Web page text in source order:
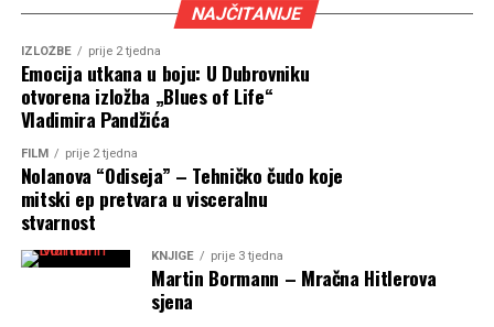
NAJČITANIJE
IZLOŽBE prije 2 tjedna
Emocija utkana u boju: U Dubrovniku
otvorena izložba „Blues of Life“
Vladimira Pandžića
FILM prije 2 tjedna
Nolanova “Odiseja” – Tehničko čudo koje
mitski ep pretvara u visceralnu
stvarnost
KNJIGE prije 3 tjedna
Martin Bormann – Mračna Hitlerova
sjena